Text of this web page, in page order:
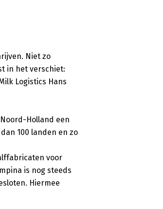
Niet zo
in het verschiet:
Logistics Hans
Holland een
100 landen en zo
voor
is nog steeds
Hiermee